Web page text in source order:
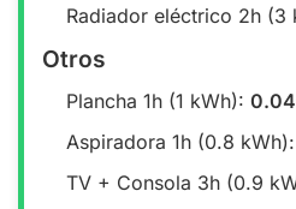
Radiador eléctrico 2h (3
Otros
Plancha 1h (1 kWh):
Aspiradora 1h (0.8 kWh):
TV + Consola 3h (0.9